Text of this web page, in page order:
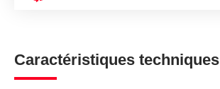
Caractéristiques techniques